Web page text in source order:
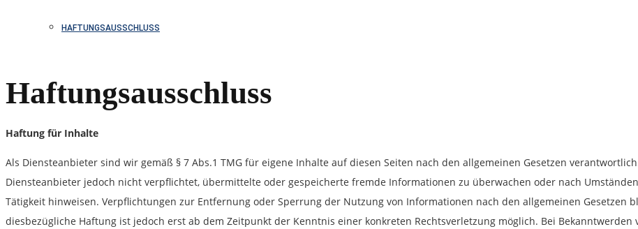
HAFTUNGSAUSSCHLUSS
Haftungsausschluss
Haftung für Inhalte
Als Diensteanbieter sind wir gemäß § 7 Abs.1 TMG für eigene Inhalte auf diesen Seiten nach den allgemeinen Gesetzen
Diensteanbieter jedoch nicht verpflichtet, übermittelte oder gespeicherte fremde Informationen zu überwachen oder nach
Tätigkeit hinweisen. Verpflichtungen zur Entfernung oder Sperrung der Nutzung von Informationen nach den allgemeinen Gesetzen
diesbezügliche Haftung ist jedoch erst ab dem Zeitpunkt der Kenntnis einer konkreten Rechtsverletzung möglich. Bei Bekanntwerden